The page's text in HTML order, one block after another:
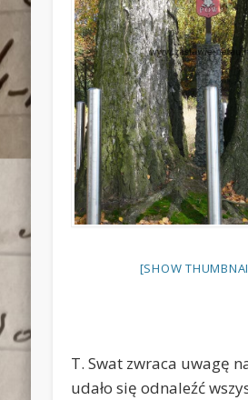
[SHOW
T. Swat zwraca uwagę
udało się odnaleźć